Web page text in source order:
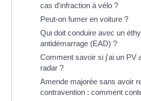
cas d'infraction à vélo ?
Peut-on fumer en voiture ?
Qui doit conduire avec un
antidémarrage (EAD) ?
Comment savoir si j'ai un PV
radar ?
Amende majorée sans avoir
contravention : comment